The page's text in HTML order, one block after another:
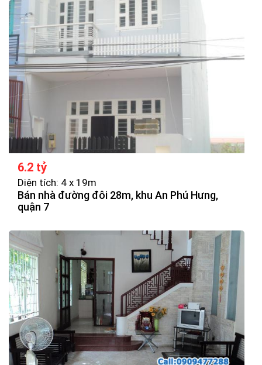
6.2 tỷ
Diện tích: 4 x 19m
Bán nhà đường đôi 28m, khu An Phú Hưng,
quận 7